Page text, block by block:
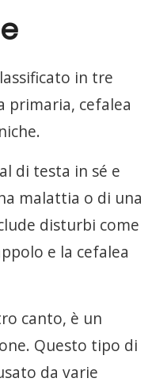
in tre
primaria, cefalea
di testa in sé e
malattia o di una
disturbi come
e la cefalea
canto, è un
Questo tipo di
da varie